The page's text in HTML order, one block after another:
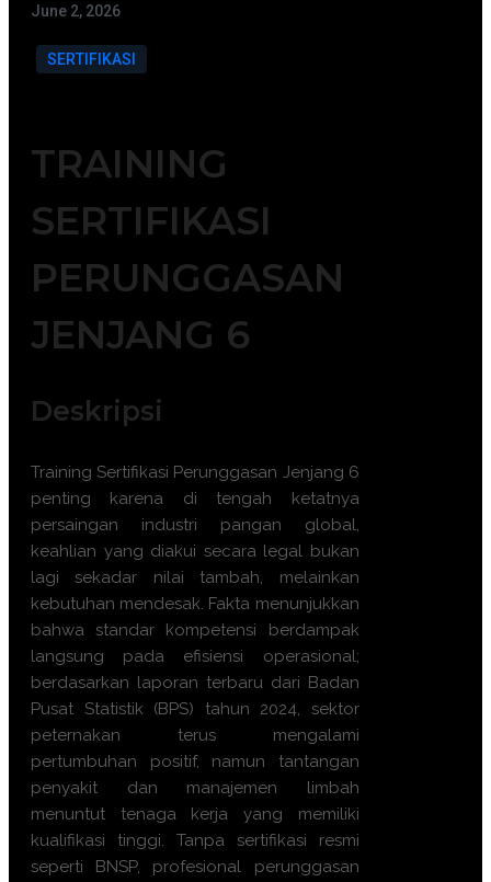
June 2, 2026
SERTIFIKASI
TRAINING
SERTIFIKASI
PERUNGGASAN
JENJANG 6
Deskripsi
Training Sertifikasi Perunggasan Jenjang 6
penting karena di tengah ketatnya
persaingan industri pangan global,
keahlian yang diakui secara legal bukan
lagi sekadar nilai tambah, melainkan
kebutuhan mendesak. Fakta menunjukkan
bahwa standar kompetensi berdampak
langsung pada efisiensi operasional;
berdasarkan laporan terbaru dari Badan
Pusat Statistik (BPS) tahun 2024, sektor
peternakan terus mengalami
pertumbuhan positif, namun tantangan
penyakit dan manajemen limbah
menuntut tenaga kerja yang memiliki
kualifikasi tinggi. Tanpa sertifikasi resmi
seperti BNSP, profesional perunggasan